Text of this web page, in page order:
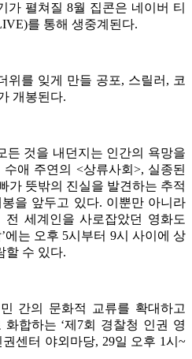
가 펼쳐질 8월 집콘은 네이버 티
를 통해 생중계된다.
위를 잊게 만들 공포, 스릴러, 코
개봉된다.
든 것을 내던지는 인간의 욕망을
애 주연의 <상류사회>, 실종된
가 뜻밖의 진실을 발견하는 추적
을 앞두고 있다. 이뿐만 아니라
전 세계인을 사로잡았던 영화도
에는 오후 5시부터 9시 사이에 상
할 수 있다.
간의 문화적 교류를 확대하고
화합하는 ‘제7회 경찰청 인권 영
센터 야외마당, 29일 오후 1시~